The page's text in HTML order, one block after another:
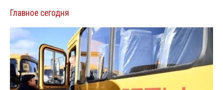
Главное сегодня